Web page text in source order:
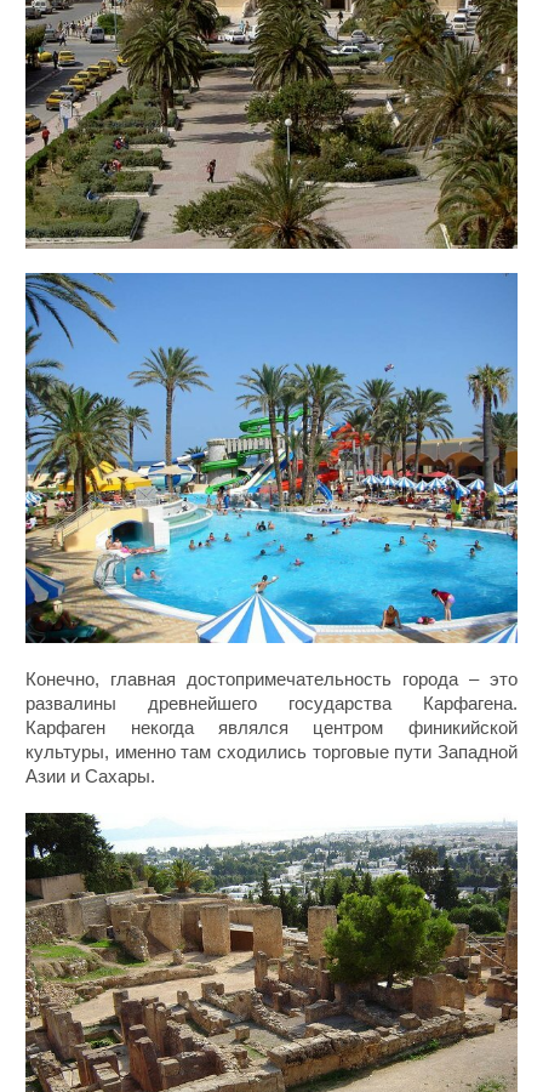
Конечно, главная достопримечательность города – это
развалины древнейшего государства Карфагена.
Карфаген некогда являлся центром финикийской
культуры, именно там сходились торговые пути Западной
Азии и Сахары.